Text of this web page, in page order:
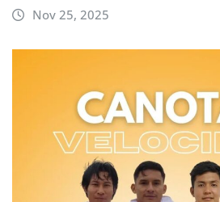
Nov 25, 2025